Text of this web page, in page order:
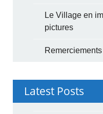
Le Village en
pictures
Latest Posts